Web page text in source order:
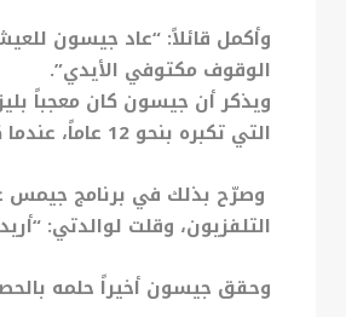
وأكمل قائلاً: “عاد جيسون
الوقوف مكتوفي الأيدي”.
التي تكبره بنحو 12 عاماً، عندما كان في الثامنة من عمره.
التلفزيون، وقلت لوالدتي:
وحقق جيسون أخيراً حلمه بالحصول على حبّ